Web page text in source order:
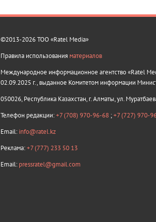
©2013-2026 ТОО «Ratel Media»
Правила использования материалов
Международное информационное агентство «Ratel
02.09.2025 г., выданное Комитетом информации
050026, Республика Казахстан, г. Алматы, ул.
Телефон редакции:+7 (708) 970-96-68 ;+7 (727) 970-
Email: info@ratel.kz
Реклама:+7 (777) 233 50 13
Email: pressratel@gmail.com